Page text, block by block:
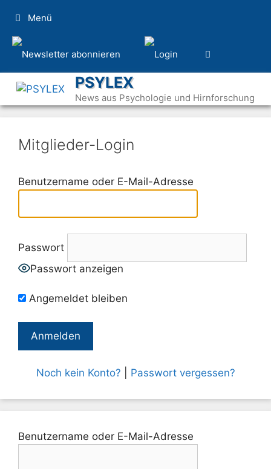
Inhalt
springen
Menü
PSYLEX
News aus Psychologie und Hirnforschung
Mitglieder-Login
Benutzername oder E-Mail-Adresse
Passwort
Passwort anzeigen
Angemeldet bleiben
Noch kein Konto? Passwort vergessen?
Benutzername oder E-Mail-Adresse